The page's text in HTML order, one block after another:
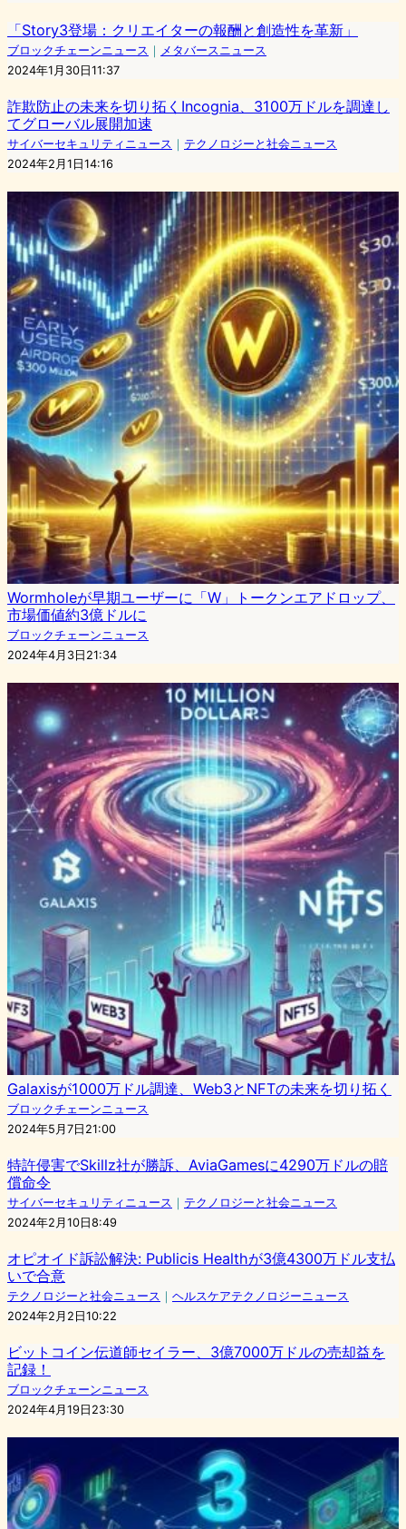
「Story3登場：クリエイターの報酬と創造性を革新」
ブロックチェーンニュース ｜ メタバースニュース
2024年1月30日11:37
詐欺防止の未来を切り拓くIncognia、3100万ドルを調達し
てグローバル展開加速
サイバーセキュリティニュース ｜ テクノロジーと社会ニュース
2024年2月1日14:16
Wormholeが早期ユーザーに「W」トークンエアドロップ、
市場価値約3億ドルに
ブロックチェーンニュース
2024年4月3日21:34
Galaxisが1000万ドル調達、Web3とNFTの未来を切り拓く
ブロックチェーンニュース
2024年5月7日21:00
特許侵害でSkillz社が勝訴、AviaGamesに4290万ドルの賠
償命令
サイバーセキュリティニュース ｜ テクノロジーと社会ニュース
2024年2月10日8:49
オピオイド訴訟解決: Publicis Healthが3億4300万ドル支払
いで合意
テクノロジーと社会ニュース ｜ ヘルスケアテクノロジーニュース
2024年2月2日10:22
ビットコイン伝道師セイラー、3億7000万ドルの売却益を
記録！
ブロックチェーンニュース
2024年4月19日23:30